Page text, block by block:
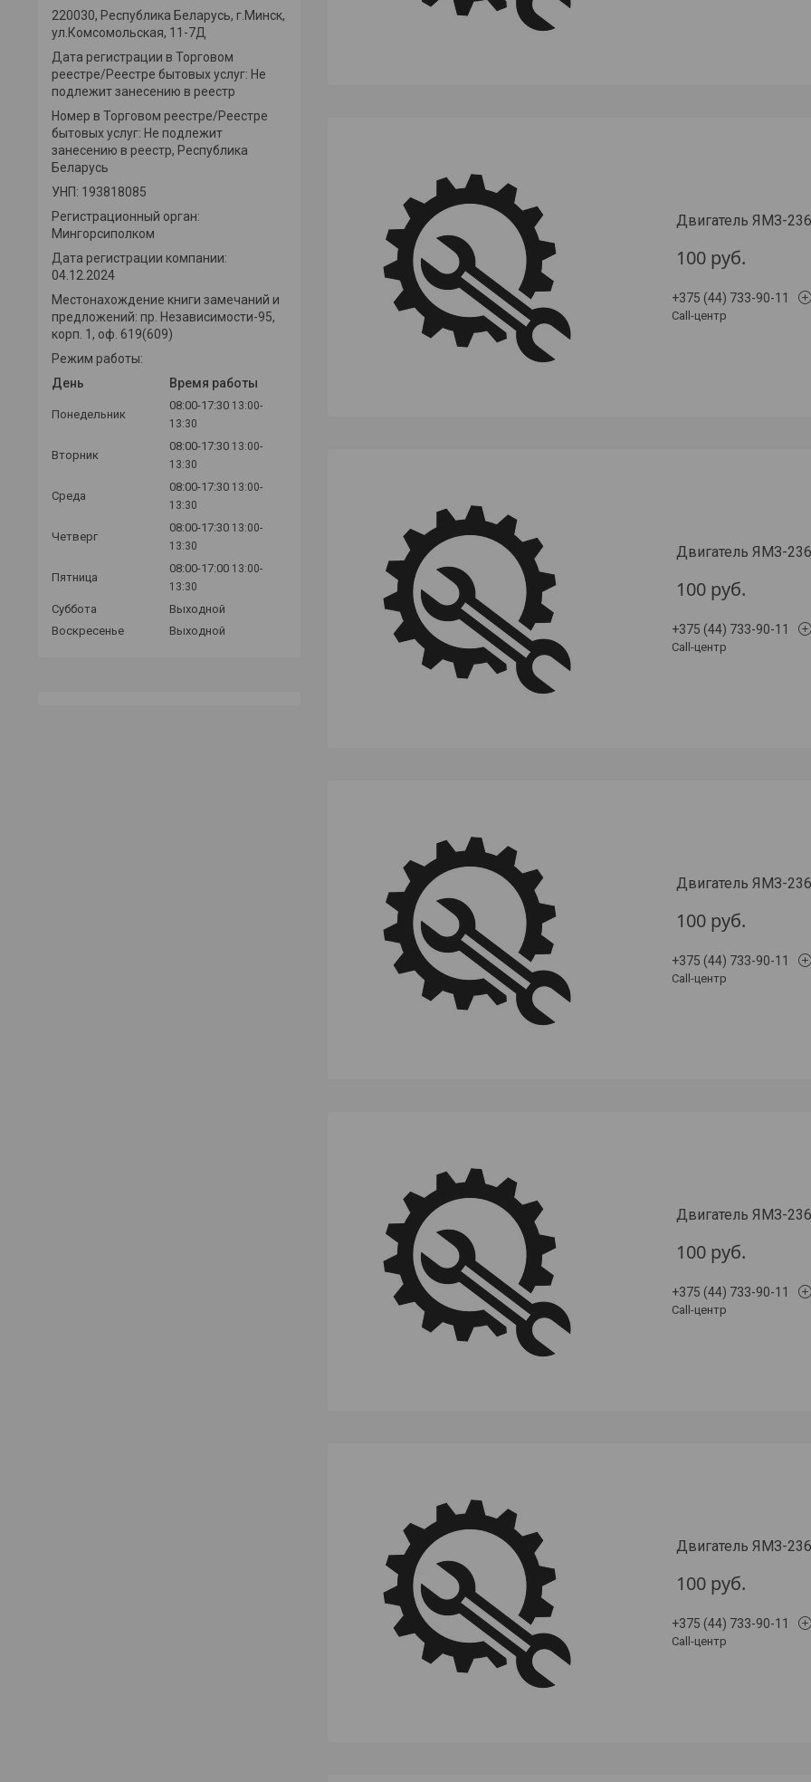
Двигатель ЯМЗ-
100 руб.
+375 (44) 733-90-11
Call-центр
Двигатель ЯМЗ-
100 руб.
+375 (44) 733-90-11
Call-центр
Двигатель ЯМЗ-
100 руб.
+375 (44) 733-90-11
Call-центр
Двигатель ЯМЗ-
100 руб.
+375 (44) 733-90-11
Call-центр
Двигатель ЯМЗ-
100 руб.
+375 (44) 733-90-11
Call-центр
220030, Республика Беларусь, г.Минск,
ул.Комсомольская, 11-7Д
Дата регистрации в Торговом
реестре/Реестре бытовых услуг: Не
подлежит занесению в реестр
Номер в Торговом реестре/Реестре
бытовых услуг: Не подлежит
занесению в реестр, Республика
Беларусь
УНП: 193818085
Регистрационный орган:
Мингорсиполком
Дата регистрации компании:
04.12.2024
Местонахождение книги замечаний и
предложений: пр. Независимости-95,
корп. 1, оф. 619(609)
Режим работы:
День
Время работы
Понедельник
08:00-17:30 13:00-
13:30
Вторник
08:00-17:30 13:00-
13:30
Среда
08:00-17:30 13:00-
13:30
Четверг
08:00-17:30 13:00-
13:30
Пятница
08:00-17:00 13:00-
13:30
Суббота
Выходной
Воскресенье
Выходной